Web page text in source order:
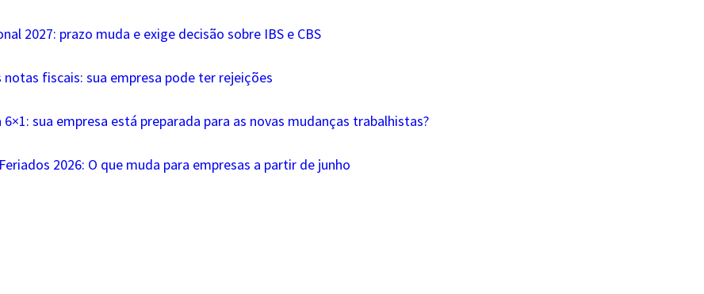
2027: prazo muda e exige decisão sobre IBS e CBS
notas fiscais: sua empresa pode ter rejeições
6×1: sua empresa está preparada para as novas mudanças trabalhistas?
2026: O que muda para empresas a partir de junho